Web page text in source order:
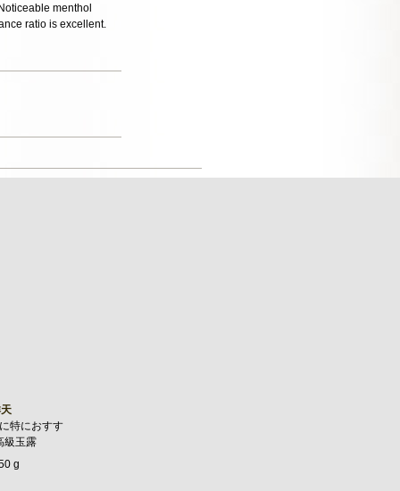
menthol
ratio is excellent.
特におすす
級玉露
g